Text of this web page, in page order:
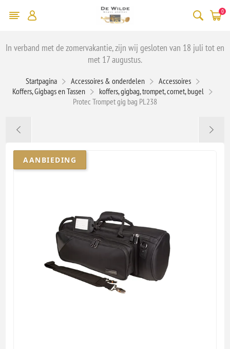
0
In verband met de zomervakantie, zijn wij gesloten van 18 juli tot en
met 17 augustus.
Startpagina Accessoires & onderdelen
Accessoires
Koffers, Gigbags en Tassen
koffers, gigbag, trompet, cornet, bugel
Protec Trompet gig bag PL238
AANBIEDING